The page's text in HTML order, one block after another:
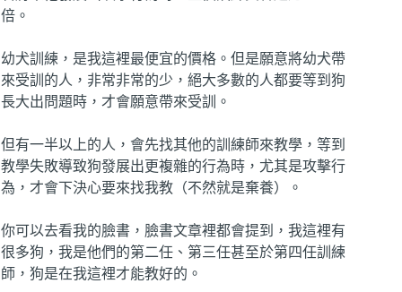
倍。
幼犬訓練，是我這裡最便宜的價格。但是願意將幼犬帶
來受訓的人，非常非常的少，絕大多數的人都要等到狗
長大出問題時，才會願意帶來受訓。
但有一半以上的人，會先找其他的訓練師來教學，等到
教學失敗導致狗發展出更複雜的行為時，尤其是攻擊行
為，才會下決心要來找我教（不然就是棄養）。
你可以去看我的臉書，臉書文章裡都會提到，我這裡有
很多狗，我是他們的第二任、第三任甚至於第四任訓練
師，狗是在我這裡才能教好的。